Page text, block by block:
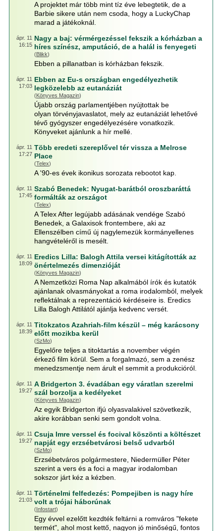
A projektet már több mint tíz éve lebegtetik, de a
Barbie sikere után nem csoda, hogy a LuckyChap
marad a játékoknál.
ápr. 11
16:15
Nagy a baj: vérmérgezéssel fekszik a kórházban a
híres színész, amputáció, de a halál is fenyegeti
(Blikk)
Ebben a pillanatban is kórházban fekszik.
ápr. 11
17:03
Ebben az Eu-s országban engedélyezhetik
legközelebb az eutanáziát
(Könyves Magazin)
Újabb ország parlamentjében nyújtottak be
olyan törvényjavaslatot, mely az eutanáziát lehetővé
tévő gyógyszer engedélyezésére vonatkozik.
Könyveket ajánlunk a hír mellé.
ápr. 11
17:27
Több eredeti szereplővel tér vissza a Melrose
Place
(Telex)
A '90-es évek ikonikus sorozata rebootot kap.
ápr. 11
17:45
Szabó Benedek: Nyugat-barátból oroszbaráttá
formálták az országot
(Telex)
A Telex After legújabb adásának vendége Szabó
Benedek, a Galaxisok frontembere, aki az
Ellenszélben című új nagylemezük kormányellenes
hangvételéről is mesélt.
ápr. 11
18:09
Eredics Lilla: Balogh Attila versei kitágították az
önértelmezés dimenzióját
(Könyves Magazin)
A Nemzetközi Roma Nap alkalmából írók és kutatók
ajánlanak olvasmányokat a roma irodalomból, melyek
reflektálnak a reprezentáció kérdéseire is. Eredics
Lilla Balogh Attilától ajánlja kedvenc versét.
ápr. 11
18:39
Titokzatos Azahriah-film készül – még karácsony
előtt mozikba kerül
(SzMo)
Egyelőre teljes a titoktartás a november végén
érkező film körül. Sem a forgalmazó, sem a zenész
menedzsmentje nem árult el semmit a produkcióról.
ápr. 11
19:27
A Bridgerton 3. évadában egy váratlan szerelmi
szál borzolja a kedélyeket
(Könyves Magazin)
Az egyik Bridgerton ifjú olyasvalakivel szövetkezik,
akire korábban senki sem gondolt volna.
ápr. 11
19:27
Csuja Imre verssel és focival köszönti a költészet
napját egy erzsébetvárosi belső udvarból
(SzMo)
Erzsébetváros polgármestere, Niedermüller Péter
szerint a vers és a foci a magyar irodalomban
sokszor járt kéz a kézben.
ápr. 11
21:03
Történelmi felfedezés: Pompejiben is nagy híre
volt a trójai háborúnak
(Infostart)
Egy évvel ezelőtt kezdték feltárni a romváros "fekete
termét", ahol most kettő, nagyon jó minőségű, fontos